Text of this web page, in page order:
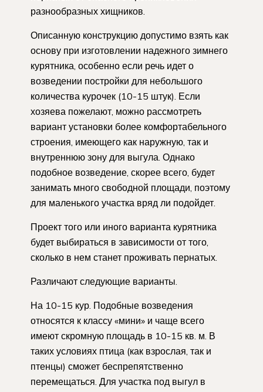
разнообразных хищников.
Описанную конструкцию допустимо взять как
основу при изготовлении надежного зимнего
курятника, особенно если речь идет о
возведении постройки для небольшого
количества курочек (10-15 штук). Если
хозяева пожелают, можно рассмотреть
вариант установки более комфортабельного
строения, имеющего как наружную, так и
внутреннюю зону для выгула. Однако
подобное возведение, скорее всего, будет
занимать много свободной площади, поэтому
для маленького участка вряд ли подойдет.
Проект того или иного варианта курятника
будет выбираться в зависимости от того,
сколько в нем станет проживать пернатых.
Различают следующие варианты.
На 10-15 кур. Подобные возведения
относятся к классу «мини» и чаще всего
имеют скромную площадь в 10-15 кв. м. В
таких условиях птица (как взрослая, так и
птенцы) сможет беспрепятственно
перемещаться. Для участка под выгул в